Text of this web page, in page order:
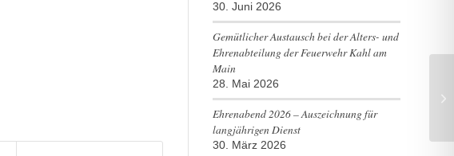
30. Juni 2026
Gemütlicher Austausch bei der Alters- und
Ehrenabteilung der Feuerwehr Kahl am
Main
28. Mai 2026
Ehrenabend 2026 – Auszeichnung für
langjährigen Dienst
30. März 2026